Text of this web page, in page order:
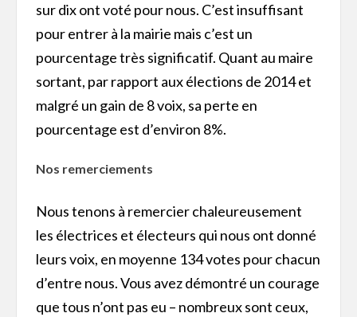
sur dix ont voté pour nous. C’est insuffisant
pour entrer à la mairie mais c’est un
pourcentage très significatif. Quant au maire
sortant, par rapport aux élections de 2014 et
malgré un gain de 8 voix, sa perte en
pourcentage est d’environ 8%.
Nos remerciements
Nous tenons à remercier chaleureusement
les électrices et électeurs qui nous ont donné
leurs voix, en moyenne 134 votes pour chacun
d’entre nous. Vous avez démontré un courage
que tous n’ont pas eu – nombreux sont ceux,